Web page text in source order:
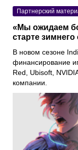
Партнерский
«Мы ожидаем
старте зимнего
В новом сезоне
финансирование
Red
Ubisoft
компании.